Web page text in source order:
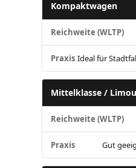
Kompaktwagen
Reichweite (WLTP)
Praxis Ideal für
Mittelklasse /
Reichweite (WLTP)
Praxis Gut